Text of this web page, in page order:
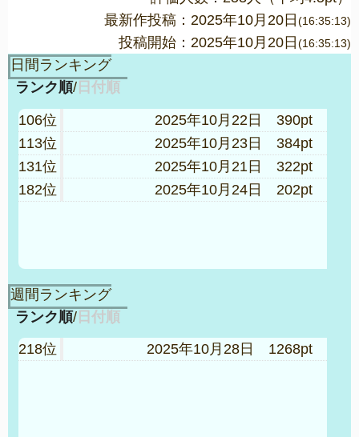
最新作投稿：2025年10月20日(16:35:13)
投稿開始：2025年10月20日(16:35:13)
日間ランキング
ランク順/ 日付順
106位
2025年10月22日 390pt
113位
2025年10月23日 384pt
131位
2025年10月21日 322pt
182位
2025年10月24日 202pt
週間ランキング
ランク順/ 日付順
218位 2025年10月28日 1268pt